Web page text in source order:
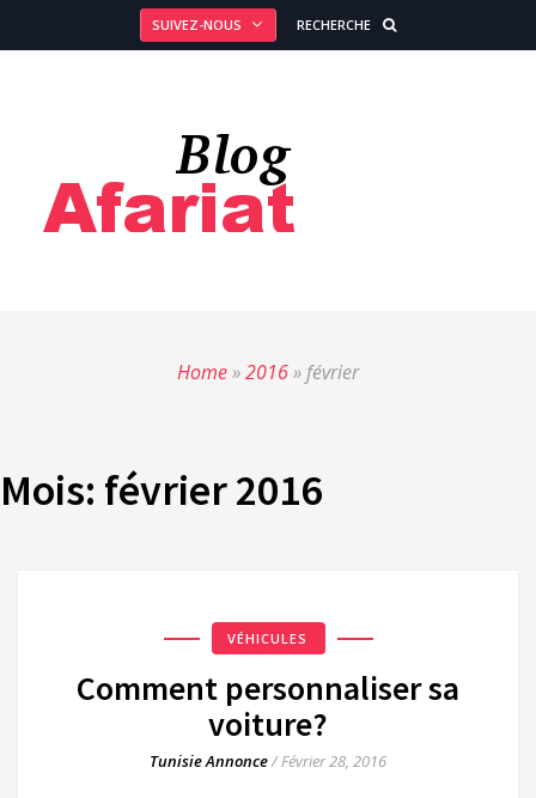
SUIVEZ-NOUS RECHERCHE
Home»2016» février
Mois: février 2016
VÉHICULES
Comment personnaliser sa
voiture?
Tunisie Annonce/Février 28, 2016